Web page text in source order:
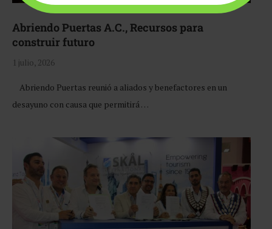
Abriendo Puertas A.C., Recursos para
construir futuro
1 julio, 2026
Abriendo Puertas reunió a aliados y benefactores en un
desayuno con causa que permitirá …